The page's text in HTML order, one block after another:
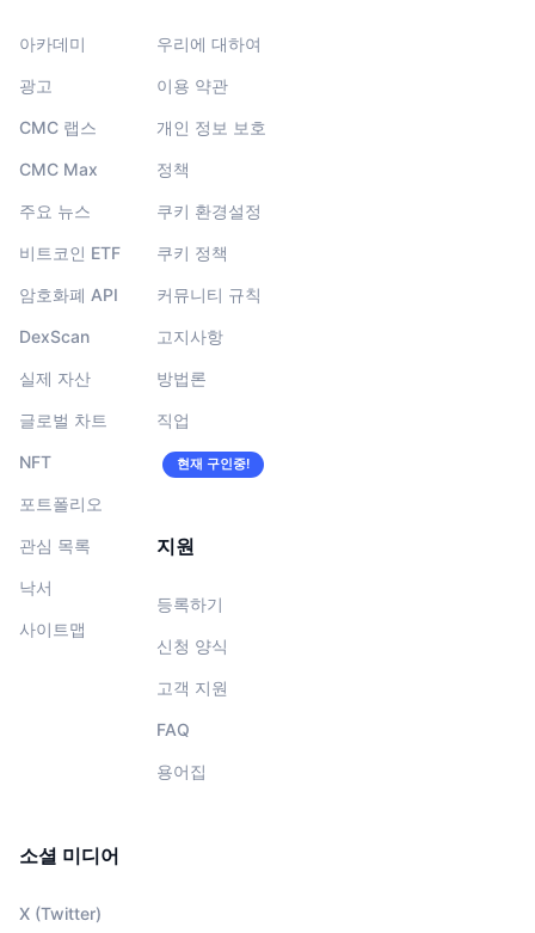
아카데미
광고
CMC 랩스
CMC Max
주요 뉴스
비트코인 ETF
암호화폐 API
DexScan
실제 자산
글로벌 차트
NFT
포트폴리오
관심 목록
낙서
사이트맵
우리에 대하여
이용 약관
개인 정보 보호
정책
쿠키 환경설정
쿠키 정책
커뮤니티 규칙
고지사항
방법론
직업
현재 구인중!
지원
등록하기
신청 양식
고객 지원
FAQ
용어집
소셜 미디어
X (Twitter)